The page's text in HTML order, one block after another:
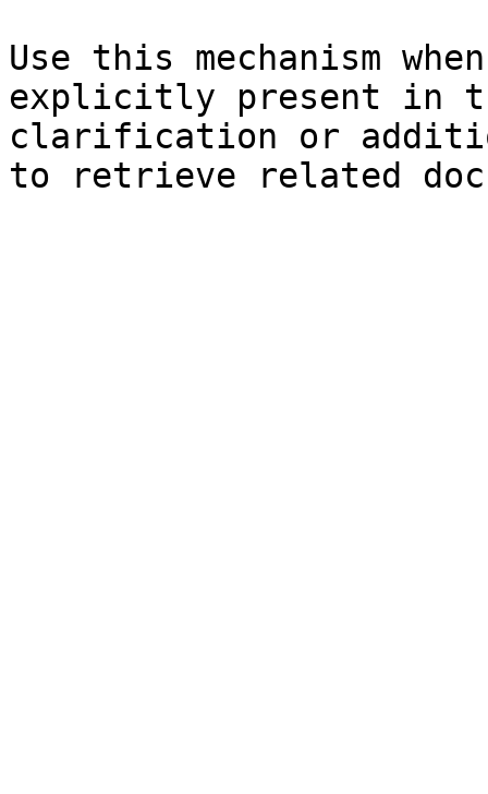
Use this mechanism
explicitly present in
clarification or